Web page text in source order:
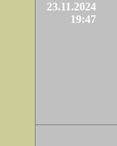
23.11.2024
19:47